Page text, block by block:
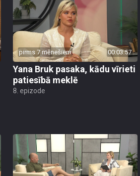
pirms 7 mēnešiem 00:03:57
Yana Bruk pasaka, kādu vīrieti
patiesībā meklē
8. epizode